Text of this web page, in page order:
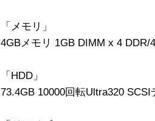
「メモリ」
4GBメモリ 1GB DIMM x 4 DDR/
「HDD」
73.4GB 10000回転Ultra320